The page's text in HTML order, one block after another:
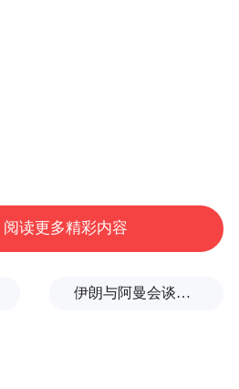
储空间服务。
above (including the videos,
any) is uploaded and posted
provides information storage
阅读更多精彩内容
伊朗与阿曼会谈最新细节曝光